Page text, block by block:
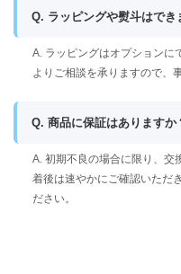
Q. ラッピングや熨斗はでき
A. ラッピングはオプションに
よりご相談を承りますので、
Q. 商品に保証はありますか
A. 初期不良の場合に限り、交
着後は速やかにご確認いただ
ださい。